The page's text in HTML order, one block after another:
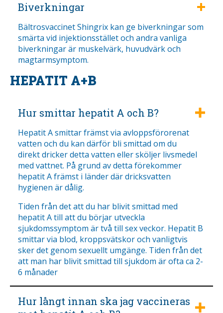
Biverkningar
Bältrosvaccinet Shingrix kan ge biverkningar som
smärta vid injektionsstället och andra vanliga
biverkningar är muskelvärk, huvudvärk och
magtarmsymptom.
HEPATIT A+B
Hur smittar hepatit A och B?
Hepatit A smittar främst via avloppsförorenat
vatten och du kan därför bli smittad om du
direkt dricker detta vatten eller sköljer livsmedel
med vattnet. På grund av detta förekommer
hepatit A främst i länder där dricksvatten
hygienen är dålig.
Tiden från det att du har blivit smittad med
hepatit A till att du börjar utveckla
sjukdomssymptom är två till sex veckor. Hepatit B
smittar via blod, kroppsvätskor och vanligtvis
sker det genom sexuellt umgänge. Tiden från det
att man har blivit smittad till sjukdom är ofta ca 2-
6 månader
Hur långt innan ska jag vaccineras